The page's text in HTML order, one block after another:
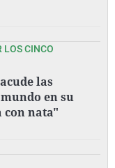
LOS CINCO
las
en su
nata"